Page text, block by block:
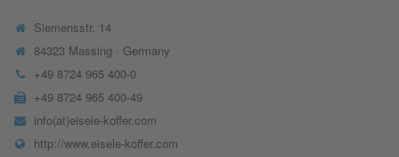
Siemensstr. 14
84323 Massing · Germany
+49 8724 965 400-0
+49 8724 965 400-49
info(at)eisele-koffer.com
http://www.eisele-koffer.com